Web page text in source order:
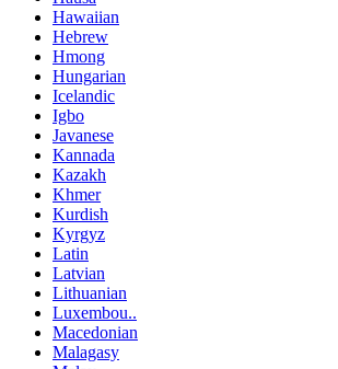
Hawaiian
Hebrew
Hmong
Hungarian
Icelandic
Igbo
Javanese
Kannada
Kazakh
Khmer
Kurdish
Kyrgyz
Latin
Latvian
Lithuanian
Luxembou..
Macedonian
Malagasy